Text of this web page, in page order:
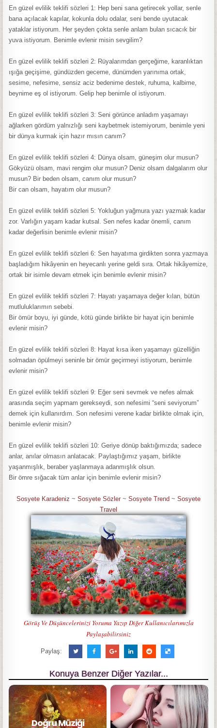
En güzel evlilik teklifi sözleri 1: Hep beni sana getirecek yollar, senle
bana açılacak kapılar, kokunla dolu odalar, seni bende uyutacak
yataklar istiyorum. Her şeyden çokta senle anlam bulan sıcacık bir
yuva istiyorum. Benimle evlenir misin sevgilim?
En güzel evlilik teklifi sözleri 2: Rüyalarımdan gerçeğime, karanlıktan
ışığa geçişime, gündüzden geceme, dünümden yarınıma ortak,
sesime, nefesime, sensiz aciz bedenime destek, ruhuma, kalbime,
beynime eş ol istiyorum. Gelip hep benimle ol istiyorum.
En güzel evlilik teklifi sözleri 3: Seni görünce anladım yaşamayı
ağlarken gördüm yalnızlığı seni kaybetmek istemiyorum, benimle yeni
bir dünya kurmak için hazır mısın canım?
En güzel evlilik teklifi sözleri 4: Dünya olsam, güneşim olur musun?
Gökyüzü olsam, mavi rengim olur musun? Deniz olsam dalgalarım olur
musun? Bir beden olsam, canım olur musun?
Bir can olsam, hayatım olur musun?
En güzel evlilik teklifi sözleri 5: Yokluğun yağmura yazı yazmak kadar
zor. Varlığın yaşam kadar kutsal. Sen nefes kadar önemli, canım
kadar değerlisin benimle evlenir misin?
En güzel evlilik teklifi sözleri 6: Sen hayatıma girdikten sonra yazmaya
başladığım hikâyenin en heyecanlı yerine geldi sıra. Ortak hikâyemize,
ortak bir isimle devam etmek için benimle evlenir misin?
En güzel evlilik teklifi sözleri 7: Hayatı yaşamaya değer kılan, bütün
mutluluklarımın sebebi.
Bir ömür boyu, iyi günde, kötü günde birlikte bir hayat için benimle
evlenir misin?
En güzel evlilik teklifi sözleri 8: Hayat kısa iken yaşamayı güzelliğin
solmadan öpülmeyi seninle bir ömür geçirmeyi istiyorum, benimle
evlenir misin?
En güzel evlilik teklifi sözleri 9: Eğer seni sevmek ve nefes almak
arasında seçim yapmam gerekseydi, son nefesimi “seni seviyorum”
demek için kullanırdım. Son nefesimi verene kadar birlikte olmak için,
benimle evlenir misin?
En güzel evlilik teklifi sözleri 10: Geriye dönüp baktığımızda; sadece
anlar, anılar olmasın anlatacak. Paylaştığımız yaşam, birlikte
yaşanmışlık, beraber yaşlanmaya adanmışlık olsun.
Bir ömre sığacak tüm anlar için benimle evlenir misin?
Sosyete Karadeniz ~ Sosyete Sözler ~ Sosyete Trend ~ Sosyete
Travel
Görüş Ve Düşüncelerinizi Yoruma Yazıp Diğer Kullanıcılarımızla
Paylaşabilirsiniz
Paylaş:
Konuya Benzer Diğer Yazılar...
Doğru Müziği